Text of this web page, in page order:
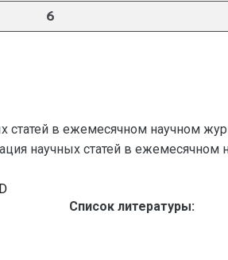
6
статей в ежемесячном научном
научных статей в ежемесячном
Список литературы: